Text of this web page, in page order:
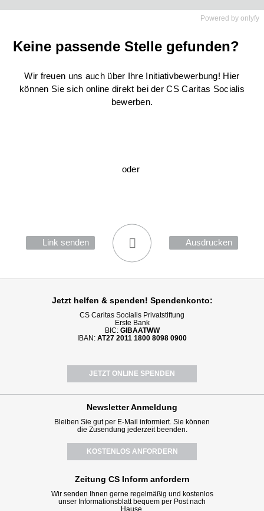
Powered by onlyfy
Keine passende Stelle gefunden?
Wir freuen uns auch über Ihre Initiativbewerbung! Hier
können Sie sich online direkt bei der CS Caritas Socialis
bewerben.
oder
Link senden Ausdrucken
Jetzt helfen & spenden! Spendenkonto:
CS Caritas Socialis Privatstiftung
Erste Bank
BIC: GIBAATWW
IBAN: AT27 2011 1800 8098 0900
JETZT ONLINE SPENDEN
NewsletterAnmeldung
Bleiben Sie gut per E-Mail informiert. Sie können
die Zusendung jederzeit beenden.
KOSTENLOS ANFORDERN
Zeitung CS Inform anfordern
Wir senden Ihnen gerne regelmäßig und kostenlos
unser Informationsblatt bequem per Post nach
Hause.